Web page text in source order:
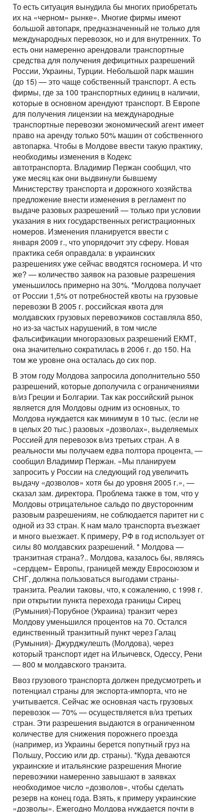
То есть ситуация вынудила бы многих приобретать
их на «черном» рынке». Многие фирмы имеют
большой автопарк, предназначенный не только для
международных перевозок, но и для внутренних. То
есть они намеренно арендовали транспортные
средства для получения дефицитных разрешений
России, Украины, Турции. Небольшой парк машин
(до 15) — это чаще собственный транспорт. А есть
фирмы, где за 100 транспортных единиц в наличии,
которые в основном арендуют транспорт. В Европе
для получения лицензии на международные
транспортные перевозки экономический агент имеет
право на аренду только 50% машин от собственного
автопарка. Чтобы в Молдове ввести такую практику,
необходимы изменения в Кодекс
автотранспорта. Владимир Пержан сообщил, что
уже месяц как они выдвинули бывшему
Министерству транспорта и дорожного хозяйства
предложение внести изменения в регламент по
выдаче разовых разрешений — только при условии
указания в них государственных регистрационных
номеров. Изменения планируется ввести с
января 2009 г., что упорядочит эту сферу. Новая
практика себя оправдала: в украинских
разрешениях уже сейчас вводятся госномера. И что
же? — количество заявок на разовые разрешения
уменьшилось примерно на 30%. *Молдова получает
от России 1,5% от потребностей квоты на грузовые
перевозки В 2005 г. российская квота для
молдавских грузовых перевозчиков составляла 850,
но из-за частых нарушений, в том числе
фальсификации многоразовых разрешений ЕКМТ,
она значительно сократилась в 2006 г. до 150. На
том же уровне она осталась до сих пор.
В этом году Молдова запросила дополнительно 550
разрешений, которые дополучила с ограничениями
в/из Греции и Болгарии. Так как российский рынок
является для Молдовы одним из основных, то
Молдова нуждается как минимум в 10 тыс. (если не
в целых 20 тыс.) разовых «дозволах», выделяемых
Россией для перевозок в/из третьих стран. А в
реальности мы получаем едва полтора процента, —
сообщил Владимир Пержан. «Мы планируем
запросить у России на следующий год увеличить
выдачу «дозволов» хотя бы до уровня 2005 г.», —
сказал зам. директора. Проблема также в том, что у
Молдовы отрицательное сальдо по двусторонним
разовым разрешениям, не соблюдается паритет ни с
одной из 33 стран. К нам мало транспорта въезжает
и много выезжает. К примеру, РФ в год использует от
силы 80 молдавских разрешений. * Молдова —
транзитная страна?.. Молдова, казалось бы, являясь
«сердцем» Европы, границей между Евросоюзом и
СНГ, должна пользоваться выгодами страны-
транзита. Реалии таковы, что, к сожалению, с 1998 г.
при открытии пункта перехода границы Сирец
(Румыния)-Порубное (Украина) транзит через
Молдову уменьшился процентов на 70. Остался
единственный транзитный пункт через Галац
(Румыния)- Джурджулешть (Молдова), через
который транспорт идет на Ильичевск, Одессу, Рени
— 800 м молдавского транзита.
Ввоз грузового транспорта должен предусмотреть и
потенциал страны для экспорта-импорта, что не
учитывается. Сейчас же основная часть грузовых
перевозок — 70% — осуществляется в/из третьих
стран. Эти разрешения выдаются в ограниченном
количестве для снижения порожнего проезда
(например, из Украины берется попутный груз на
Польшу, Россию или др. страны). *Куда деваются
украинские и итальянские разрешения Многие
перевозчики намеренно завышают в заявках
необходимое число «дозволов», чтобы сделать
резерв на конец года. Взять, к примеру украинские
«дозволы». Ежегодно Молдова нуждается почти в